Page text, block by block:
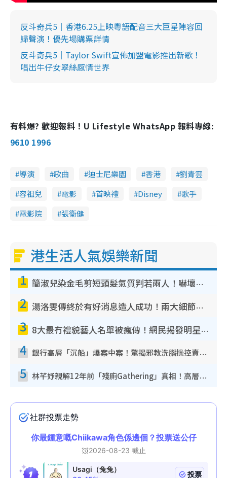
反斗奇兵5｜香港6.25上映粵語配音三大巨星陣容回
歸聲演！優先場購票詳情
反斗奇兵5｜Taylor Swift宣佈加盟電影推出新歌！
唱出牛仔女翠絲感情世界
有料爆? 歡迎報料！U Lifestyle WhatsApp 報料專線:
9610 1996
導演 歌曲 迪士尼樂園 香港
劉青雲
容祖兒
電影 首映禮 Disney
歌手
電影院
張衞健
港生活人氣娛樂新聞
1 簡淑兒染金毛剪短頭髮氣質判若兩人！嚇壞老公麥大力都認唔出：「你做咩事？」
2 湯洛雯傳終於有好消息造人成功！兩大細節曝孕味極濃惹猜測：大肚婆先會咁！
3 8大最冇禮貌藝人名單被瘋傳！網民揭發明星真面目 一致數臭呢位係無品天花板？
4 銀行高層「沉船」爆案中案！驚揭邪教洗腦操控賣淫被吞600萬 幕後黑手講多錯多
5 林芊妤親解12年前「殘廁Gathering」真相！高層解約一句話重創尊嚴至今拒返TVB